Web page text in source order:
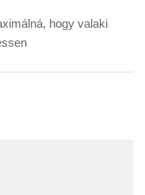
hogy valaki